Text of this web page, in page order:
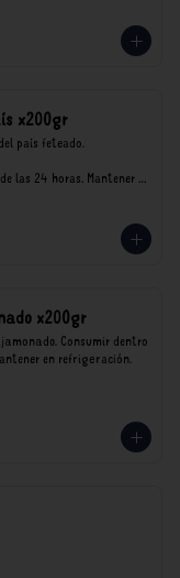
de ley y recargo al
x200gr
país feteado.
las 24 horas. Mantener
de ley y recargo al
x200gr
Consumir dentro
en refrigeración.